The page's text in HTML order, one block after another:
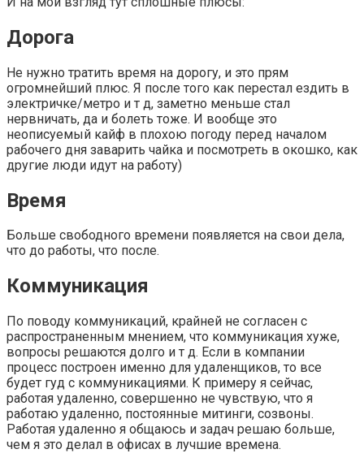
Дорога
Не нужно тратить время на дорогу, и это прям
огромнейший плюс. Я после того как перестал ездить в
электричке/метро и т д, заметно меньше стал
нервничать, да и болеть тоже. И вообще это
неописуемый кайф в плохою погоду перед началом
рабочего дня заварить чайка и посмотреть в окошко, как
другие люди идут на работу)
Время
Больше свободного времени появляется на свои дела,
что до работы, что после.
Коммуникация
По поводу коммуникаций, крайней не согласен с
распространенным мнением, что коммуникация хуже,
вопросы решаются долго и т д. Если в компании
процесс построен именно для удаленщиков, то все
будет гуд с коммуникациями. К примеру я сейчас,
работая удаленно, совершенно не чувствую, что я
работаю удаленно, постоянные митинги, созвоны.
Работая удаленно я общаюсь и задач решаю больше,
чем я это делал в офисах в лучшие времена.